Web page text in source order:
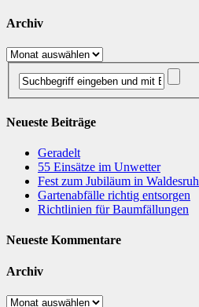
Archiv
Archiv
Neueste Beiträge
Geradelt
​55 Einsätze im Unwetter
Fest zum Jubiläum in Waldesruh
Gartenabfälle richtig entsorgen
Richtlinien für Baumfällungen
Neueste Kommentare
Archiv
Archiv